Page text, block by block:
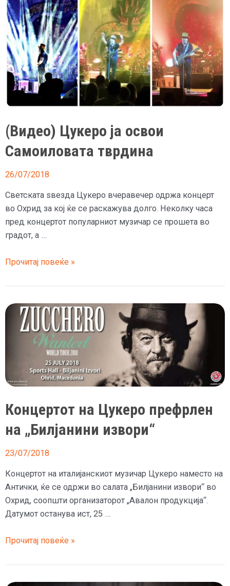
(Видео) Цукеро ја освои
Самоиловата тврдина
26/07/2018
Светската ѕвезда Цукеро вчеравечер одржа концерт
во Охрид за кој ќе се раскажува долго. Неколку часа
пред концертот популарниот музичар се прошета во
градот, а …
(Видео)
ја
освои
Самоиловата
тврдина
Прочитај повеќе »
Концертот на Цукеро префрлен
на „Билјанини извори“
23/07/2018
Концертот на италијанскиот музичар Цукеро наместо на
Антички, ќе се одржи во салата „Билјанини извори“ во
Охрид, соопшти организаторот „Авалон продукција“.
Датумот останува ист, 25 …
Концертот
Цукеро
префрлен
Прочитај повеќе »